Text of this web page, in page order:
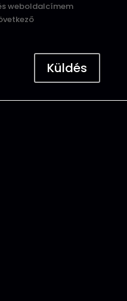
weboldalcímem
Küldés